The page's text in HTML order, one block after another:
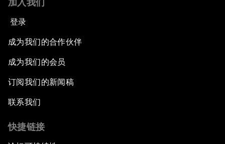
加入我们
登录
成为我们的合作伙伴
成为我们的会员
订阅我们的新闻稿
联系我们
快捷链接